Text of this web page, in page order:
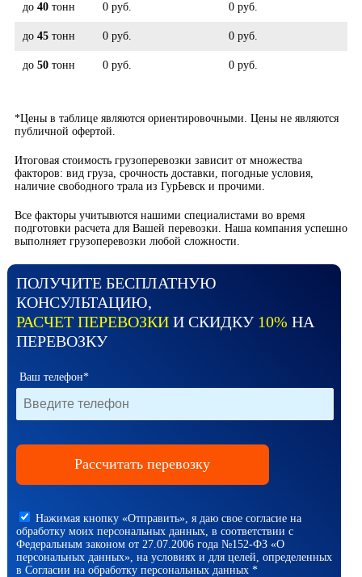
до 40тонн 0 руб. 0 руб.
до 45тонн 0 руб. 0 руб.
до 50тонн 0 руб. 0 руб.
*Цены в таблице являются ориентировочными. Цены не являются
публичной офертой.
Итоговая стоимость грузоперевозки зависит от множества
факторов: вид груза, срочность доставки, погодные условия,
наличие свободного трала из ГурЬевск и прочими.
Все факторы учитывются нашими специалистами во время
подготовки расчета для Вашей перевозки. Наша компания успешно
выполняет грузоперевозки любой сложности.
ПОЛУЧИТЕ БЕСПЛАТНУЮ
КОНСУЛЬТАЦИЮ,
РАСЧЕТ ПЕРЕВОЗКИИ СКИДКУ 10% НА
ПЕРЕВОЗКУ
Ваш телефон*
Нажимая кнопку «Отправить», я даю свое согласие на
обработку моих персональных данных, в соответствии с
Федеральным законом от 27.07.2006 года №152-ФЗ «О
персональных данных», на условиях и для целей, определенных
в Согласии на обработку персональных данных *